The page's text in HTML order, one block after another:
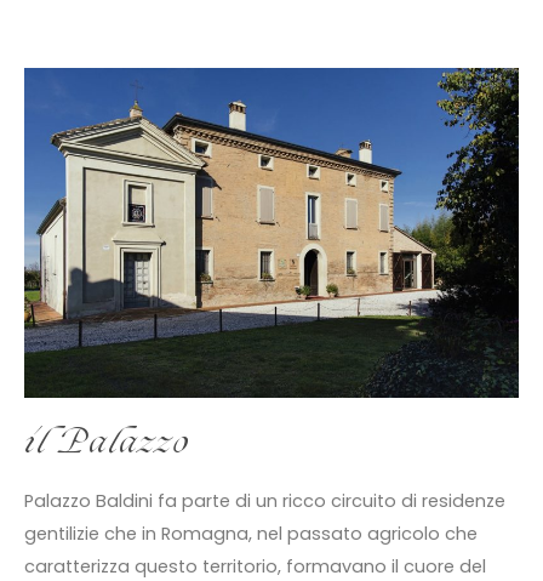
il Palazzo
Palazzo Baldini fa parte di un ricco circuito di residenze
gentilizie che in Romagna, nel passato agricolo che
caratterizza questo territorio, formavano il cuore del